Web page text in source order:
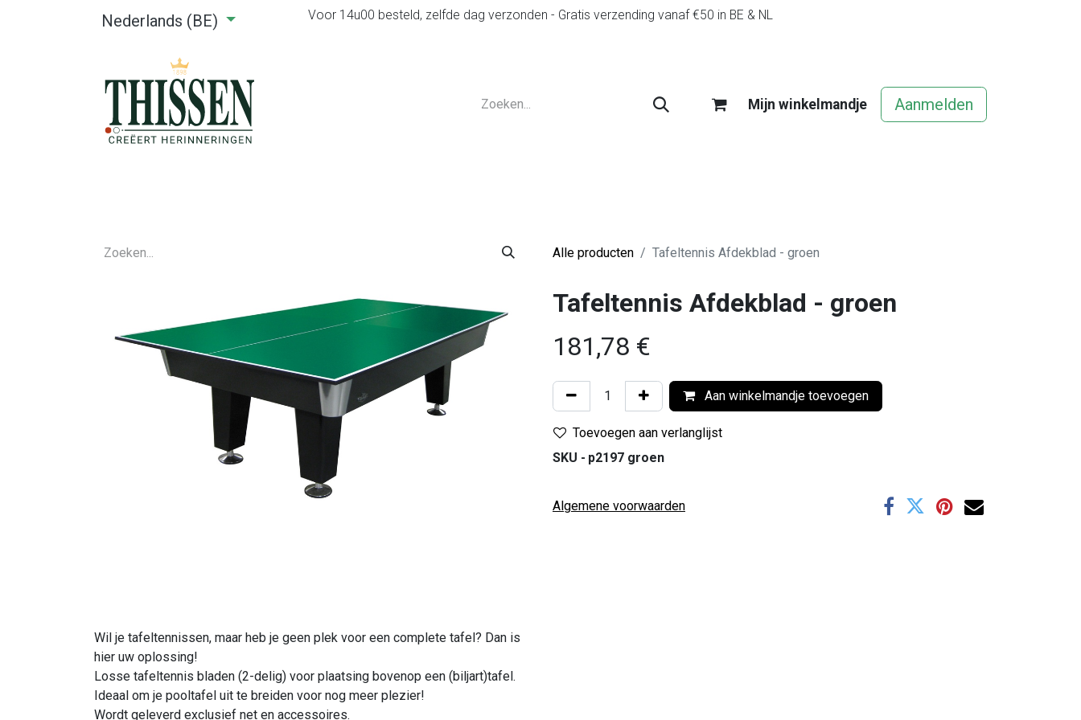
Nederlands (BE) Voor 14u00 besteld, zelfde dag verzonden - Gratis verzending vanaf €50 in BE & NL
Mijn winkelmandje Aanmelden
Alle producten Tafeltennis Afdekblad - groen
Tafeltennis Afdekblad - groen
181,78 €
Aan winkelmandje toevoegen
Toevoegen aan verlanglijst
SKU - p2197 groen
Algemene voorwaarden
Wil je tafeltennissen, maar heb je geen plek voor een complete tafel? Dan is
hier uw oplossing!
Losse tafeltennis bladen (2-delig) voor plaatsing bovenop een (biljart)tafel.
Ideaal om je pooltafel uit te breiden voor nog meer plezier!
Wordt geleverd exclusief net en accessoires.